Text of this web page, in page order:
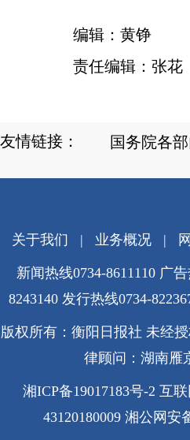
编辑：黄铮
责任编辑：张花
友情链接：
关于我们 | 业务概况|
新闻热线0734-8611110 广
8243140 发行热线0734-
版权所有：衡阳日报社 未经
律顾问：湖南雁
湘ICP备19017183号-2 互
43120180009 湘公网安